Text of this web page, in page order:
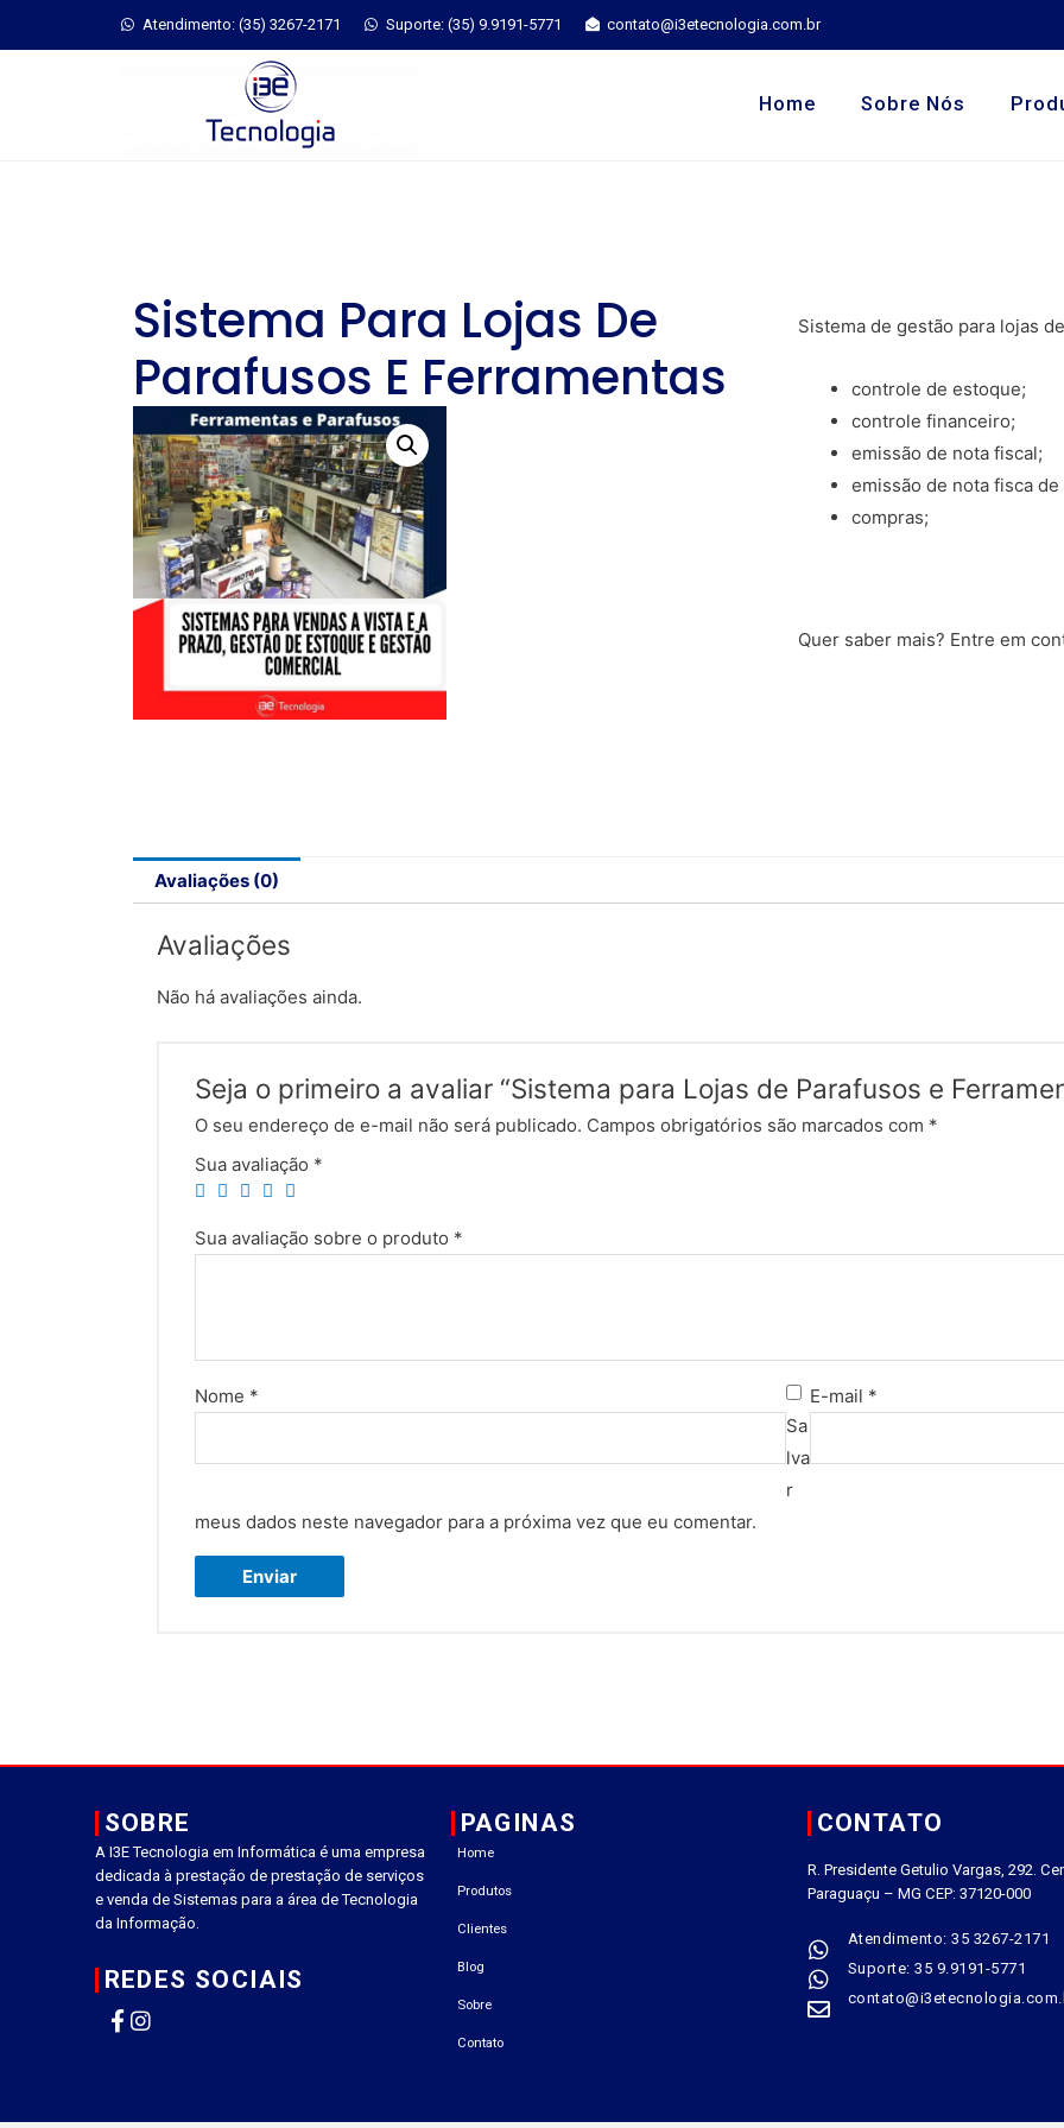
Atendimento: (35) 3267-2171 Suporte: (35) 9.9191-5771 contato@i3etecnologia.com.br
Home Sobre Nós
Sistema Para Lojas De
Parafusos E Ferramentas
Sistema de gestão para lojas
controle de estoque;
controle financeiro;
emissão de nota fiscal;
emissão de nota fisca
compras;
Quer saber mais? Entre em
Avaliações (0)
Avaliações
Não há avaliações ainda.
Seja o primeiro a avaliar “Sistema para Lojas de Parafusos e
O seu endereço de e-mail não será publicado. Campos obrigatórios são marcados com *
Sua avaliação *
Sua avaliação sobre o produto *
Nome * E-mail *
Sa
lva
r
meus dados neste navegador para a próxima vez que eu comentar.
SOBRE
A I3E Tecnologia em Informática é uma empresa
dedicada à prestação de prestação de serviços
e venda de Sistemas para a área de Tecnologia
da Informação.
REDES SOCIAIS
PAGINAS
Home
Produtos
Clientes
Blog
Sobre
Contato
CONTATO
R. Presidente Getulio Vargas, 292.
Paraguaçu – MG CEP: 37120-000
Atendimento: 35 3267-2171
Suporte: 35 9.9191-5771